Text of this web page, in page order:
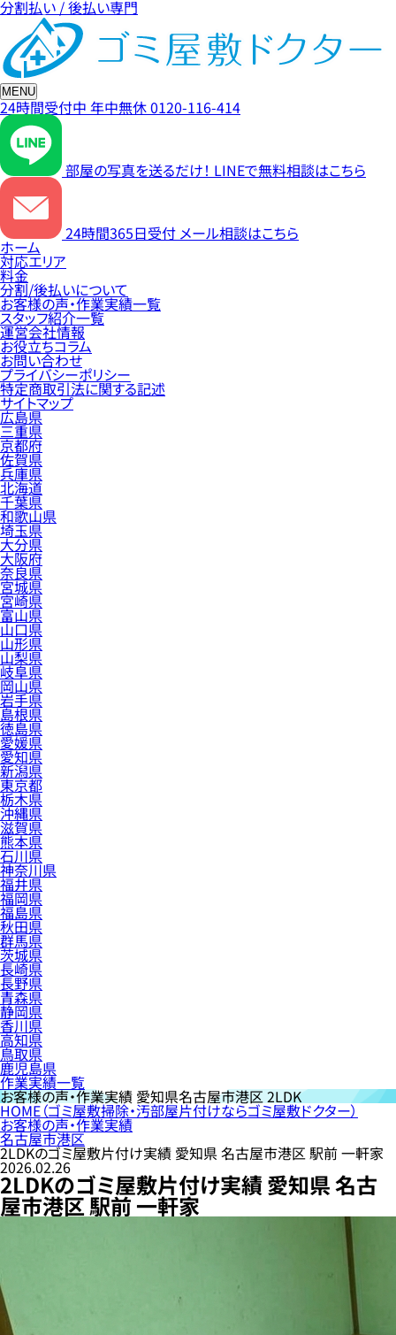
分割払い / 後払い専門
MENU
24時間受付中 年中無休0120-116-414
部屋の写真を送るだけ！ LINEで無料相談はこちら
24時間365日受付 メール相談はこちら
ホーム
対応エリア
料金
分割/後払いについて
お客様の声・作業実績一覧
スタッフ紹介一覧
運営会社情報
お役立ちコラム
お問い合わせ
プライバシーポリシー
特定商取引法に関する記述
サイトマップ
広島県
三重県
京都府
佐賀県
兵庫県
北海道
千葉県
和歌山県
埼玉県
大分県
大阪府
奈良県
宮城県
宮崎県
富山県
山口県
山形県
山梨県
岐阜県
岡山県
岩手県
島根県
徳島県
愛媛県
愛知県
新潟県
東京都
栃木県
沖縄県
滋賀県
熊本県
石川県
神奈川県
福井県
福岡県
福島県
秋田県
群馬県
茨城県
長崎県
長野県
青森県
静岡県
香川県
高知県
鳥取県
鹿児島県
作業実績一覧
お客様の声・作業実績 愛知県名古屋市港区 2LDK
HOME（ゴミ屋敷掃除・汚部屋片付けならゴミ屋敷ドクター）
お客様の声・作業実績
名古屋市港区
2LDKのゴミ屋敷片付け実績 愛知県 名古屋市港区 駅前 一軒家
2026.02.26
2LDKのゴミ屋敷片付け実績 愛知県 名古
屋市港区 駅前 一軒家